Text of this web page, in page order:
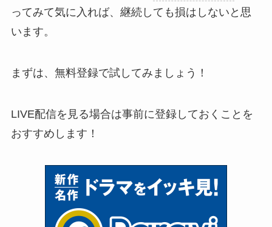
ってみて気に入れば、継続しても損はしないと思
います。
まずは、無料登録で試してみましょう！
LIVE配信を見る場合は事前に登録しておくことを
おすすめします！